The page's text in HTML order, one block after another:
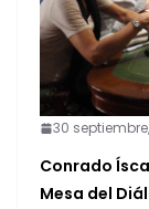
30
Conrado
Mesa del